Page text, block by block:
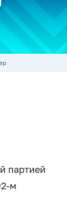
партией
м